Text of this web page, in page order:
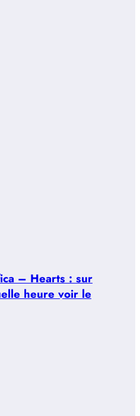
– Hearts : sur
heure voir le